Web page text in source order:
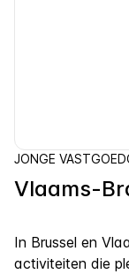
JONGE
Vlaams-
In Brussel en
activiteiten die